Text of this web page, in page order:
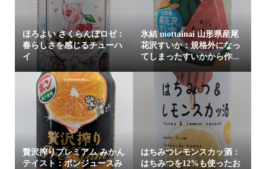
ほろよい さくらんぼロゼ：
春らしさを感じるチューハ
イ
氷結 mottainai 山形県産尾
花沢すいか：規格外になっ
てしまったすいかから作...
贅沢搾りプレミアム みかん
テイスト：ポンジュースみ
はちみつレモンスカッ酒：
はちみつを12%も使ったお